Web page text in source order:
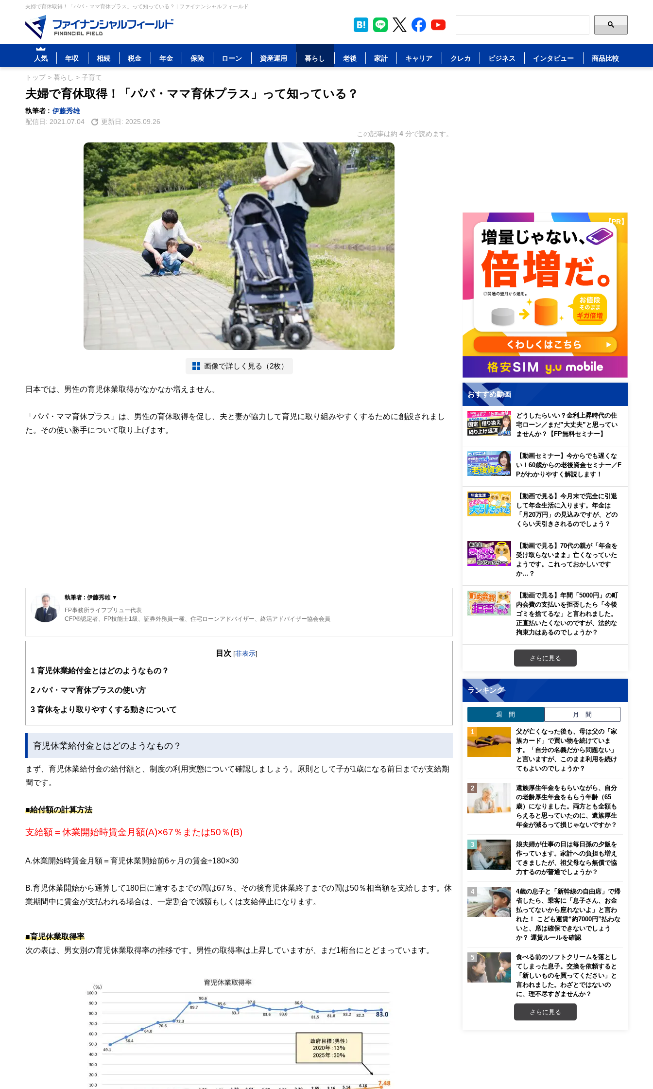
夫婦で育休取得！「パパ・ママ育休プラス」って知っている？ | ファイナンシャルフィールド
人気 年収 相続 税金 年金 保険 ローン 資産運用 暮らし 老後 家計 キャリア クレカ ビジネス インタビュー 商品比較
トップ> 暮らし > 子育て
夫婦で育休取得！「パパ・ママ育休プラス」って知っている？
執筆者 : 伊藤秀雄
配信日: 2021.07.04 更新日: 2025.09.26
この記事は約 4 分で読めます。
画像で詳しく見る（2枚）
日本では、男性の育児休業取得がなかなか増えません。
「パパ・ママ育休プラス」は、男性の育休取得を促し、夫と妻が協力して育児に取り組みやすくするために創設されまし
た。その使い勝手について取り上げます。
執筆者 : 伊藤秀雄 ▼
FP事務所ライフブリュー代表
CFP®️認定者、FP技能士1級、証券外務員一種、住宅ローンアドバイザー、終活アドバイザー協会会員
大手電機メーカーで人事労務の仕事に長く従事。社員のキャリアの節目やライフイベントに数多く立ち会うなかで、お金の問題に向き合わなくて
目次 [非表示]
1 育児休業給付金とはどのようなもの？
2パパ・ママ育休プラスの使い方
3 育休をより取りやすくする動きについて
育児休業給付金とはどのようなもの？
まず、育児休業給付金の給付額と、制度の利用実態について確認しましょう。原則として子が1歳になる前日までが支給期
間です。
■給付額の計算方法
支給額＝休業開始時賃金月額(A)×67％または50％(B)
A.休業開始時賃金月額＝育児休業開始前6ヶ月の賃金÷180×30
B.育児休業開始から通算して180日に達するまでの間は67％、その後育児休業終了までの間は50％相当額を支給します。休
業期間中に賃金が支払われる場合は、一定割合で減額もしくは支給停止になります。
■育児休業取得率
次の表は、男女別の育児休業取得率の推移です。男性の取得率は上昇していますが、まだ1桁台にとどまっています。
【PR】
おすすめ動画
どうしたらいい？金利上昇時代の住
宅ローン／まだ”大丈夫”と思ってい
ませんか？【FP無料セミナー】
【動画セミナー】今からでも遅くな
い！60歳からの老後資金セミナー／F
Pがわかりやすく解説します！
【動画で見る】今月末で完全に引退
して年金生活に入ります。年金は
「月20万円」の見込みですが、どの
くらい天引きされるのでしょう？
【動画で見る】70代の親が「年金を
受け取らないまま」亡くなっていた
ようです。これっておかしいです
か…？
【動画で見る】年間「5000円」の町
内会費の支払いを拒否したら「今後
ゴミを捨てるな」と言われました。
正直払いたくないのですが、法的な
拘束力はあるのでしょうか？
さらに見る
ランキング
週 間 月 間
父が亡くなった後も、母は父の「家
族カード」で買い物を続けていま
す。「自分の名義だから問題ない」
と言いますが、このまま利用を続け
てもよいのでしょうか？
遺族厚生年金をもらいながら、自分
の老齢厚生年金をもらう年齢（65
歳）になりました。両方とも全額も
らえると思っていたのに、遺族厚生
年金が減るって損じゃないですか？
娘夫婦が仕事の日は毎日孫の夕飯を
作っています。家計への負担も増え
てきましたが、祖父母なら無償で協
力するのが普通でしょうか？
4歳の息子と「新幹線の自由席」で帰
省したら、乗客に「息子さん、お金
払ってないから座れないよ」と言わ
れた！ こども運賃“約7000円”払わな
いと、席は確保できないでしょう
か？ 運賃ルールを確認
食べる前のソフトクリームを落とし
てしまった息子。交換を依頼すると
「新しいものを買ってください」と
言われました。わざとではないの
に、理不尽すぎませんか？
さらに見る